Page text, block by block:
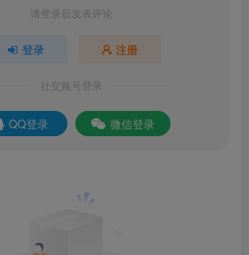
请登录后发表评论
登录 注册
社交账号登录
QQ登录 微信登录